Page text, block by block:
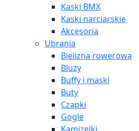
Kaski BMX
Kaski narciarskie
Akcesoria
Ubrania
Bielizna rowerowa
Bluzy
Buffy i maski
Buty
Czapki
Gogle